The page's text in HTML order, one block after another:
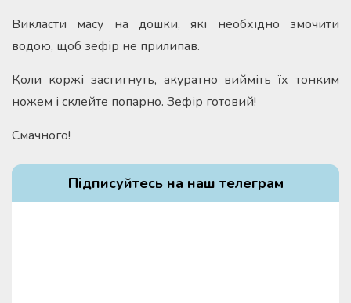
Викласти масу на дошки, які необхідно змочити
водою, щоб зефір не прилипав.
Коли коржі застигнуть, акуратно вийміть їх тонким
ножем і склейте попарно. Зефір готовий!
Смачного!